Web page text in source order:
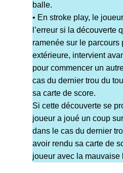
balle.
• En stroke play, le
l’erreur si la découverte
ramenée sur le parcours
extérieure, intervient
pour commencer un
cas du dernier trou du
sa carte de score.
Si cette découverte se
joueur a joué un coup
dans le cas du dernier
avoir rendu sa carte de
joueur avec la mauvaise